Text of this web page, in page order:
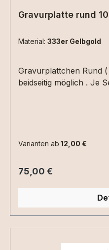
Gravurplatte rund
Material: 333er Gelbgold
Gravurplättchen Rund
beidseitig möglich . Je
Varianten ab 12,00 €
Regulärer Preis:
75,00 €